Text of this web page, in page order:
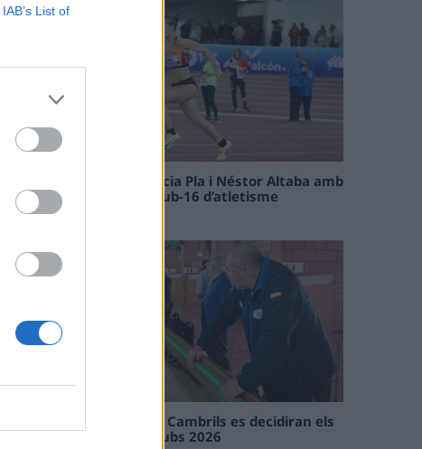
IAB’s List of
Paula Sintorres, Patrícia Pla i Néstor Altaba amb
la selecció catalana sub-16 d’atletisme
08 maig 2026
En les tirades de Flix i Cambrils es decidiran els
campions de l’Interclubs 2026